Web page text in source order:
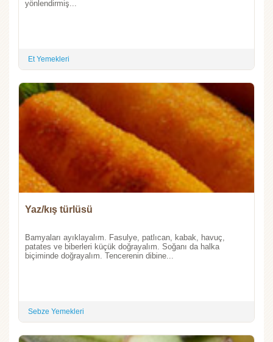
yönlendirmiş...
Et Yemekleri
Yaz/kış türlüsü
Bamyaları ayıklayalım. Fasulye, patlıcan, kabak, havuç,
patates ve biberleri küçük doğrayalım. Soğanı da halka
biçiminde doğrayalım. Tencerenin dibine...
Sebze Yemekleri